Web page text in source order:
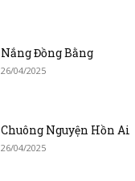
Nắng Đồng Bằng
26/04/2025
Chuông Nguyện Hồn Ai
26/04/2025